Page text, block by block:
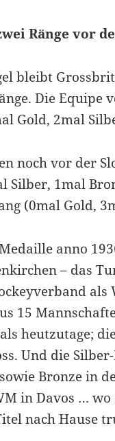
Ränge vor
bleibt
Die Equipe
Gold, 2mal
noch vor der
Silber, 1mal
(0mal Gold,
anno
– das
als
15
heutzutage;
Und die
Bronze in
in Davos … wo
nach Hause